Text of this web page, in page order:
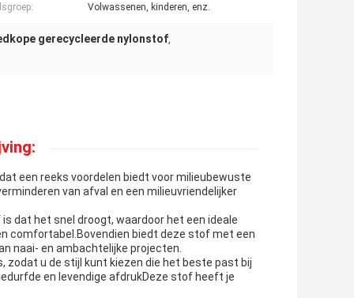
Volwassenen, kinderen, enz.
gerecycleerde nylonstof,
een reeks voordelen biedt voor milieubewuste
van afval en een milieuvriendelijker
dat het snel droogt, waardoor het een ideale
comfortabel.Bovendien biedt deze stof met een
naai- en ambachtelijke projecten.
zodat u de stijl kunt kiezen die het beste past bij
en levendige afdrukDeze stof heeft je